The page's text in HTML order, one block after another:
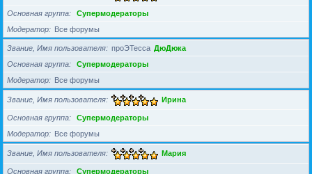
Основная группа
Супермодераторы
Модератор
Все форумы
Звание, Имя пользователя проЭТесса ДюДюка
Основная группа
Супермодераторы
Модератор
Все форумы
Звание, Имя пользователя Ирина
Основная группа
Супермодераторы
Модератор
Все форумы
Звание, Имя пользователя Мария
Основная группа Супермодераторы